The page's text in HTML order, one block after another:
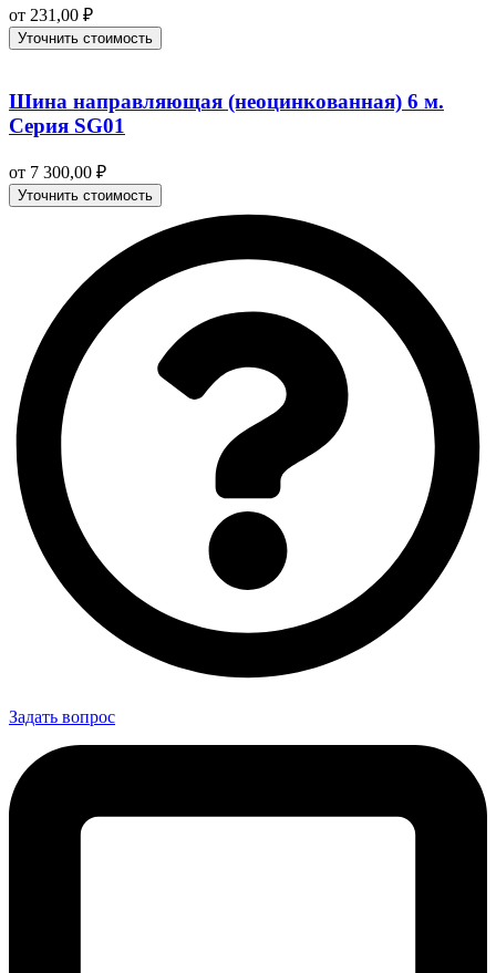
от 231,00 ₽
Уточнить стоимость
Шина направляющая (неоцинкованная) 6 м.
Серия SG01
от 7 300,00 ₽
Уточнить стоимость
Задать вопрос